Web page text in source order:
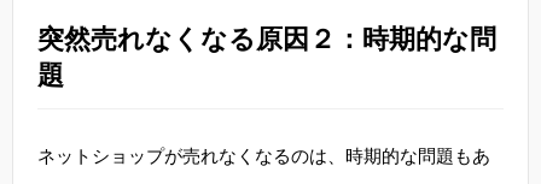
突然売れなくなる原因２：時期的な問
題
ネットショップが売れなくなるのは、時期的な問題もあ